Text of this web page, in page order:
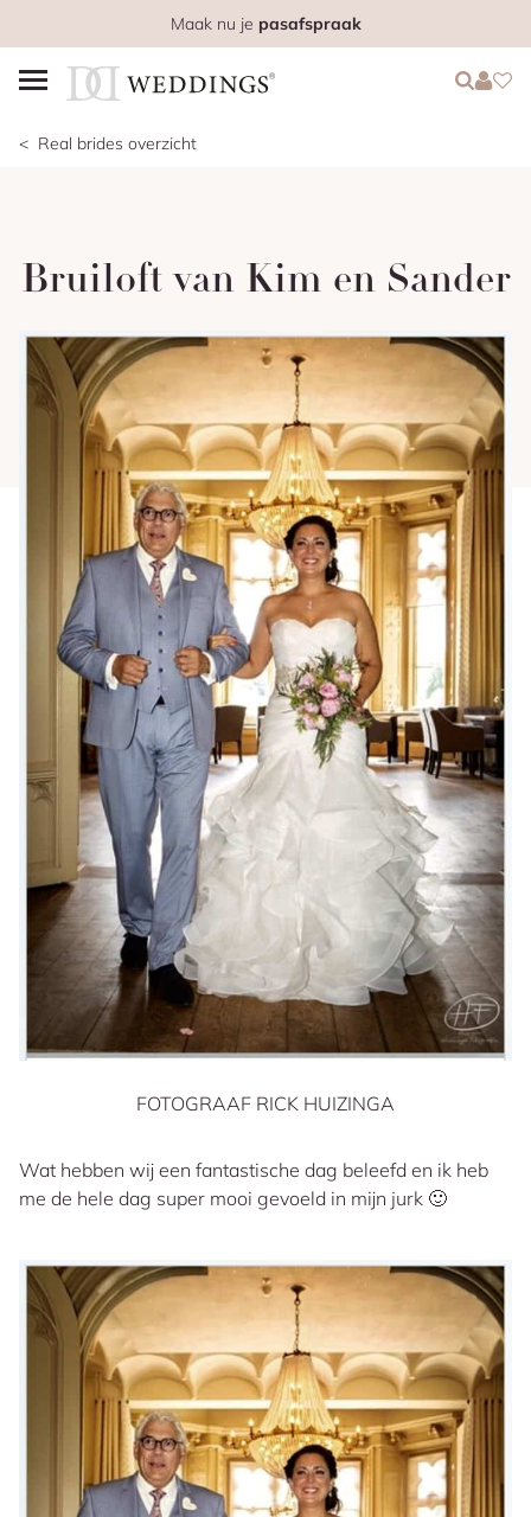
Maak nu je pasafspraak
Login
Login
Real brides overzicht
Bruiloft van Kim en Sander
FOTOGRAAF RICK HUIZINGA
Wat hebben wij een fantastische dag beleefd en ik heb
me de hele dag super mooi gevoeld in mijn jurk 🙂